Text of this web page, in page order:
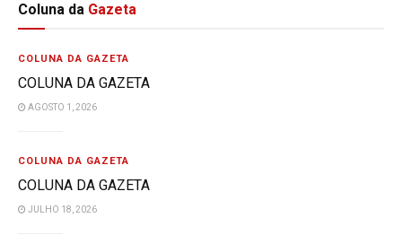
Coluna da Gazeta
COLUNA DA GAZETA
COLUNA DA GAZETA
AGOSTO 1, 2026
COLUNA DA GAZETA
COLUNA DA GAZETA
JULHO 18, 2026